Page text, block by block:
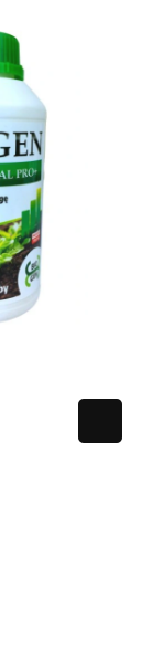
10 25kg